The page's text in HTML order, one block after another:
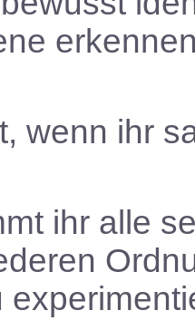
wenn ihr
ihr alle